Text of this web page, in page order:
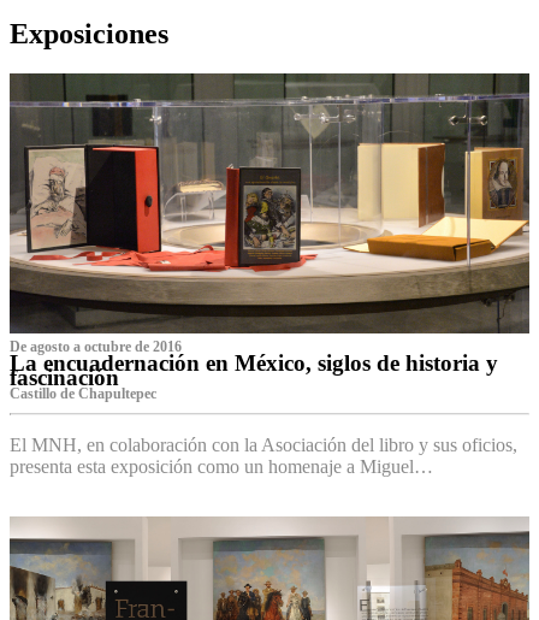
Exposiciones
De agosto a octubre de 2016
La encuadernación en México, siglos de historia y
fascinación
Castillo de Chapultepec
El MNH, en colaboración con la Asociación del libro y sus oficios,
presenta esta exposición como un homenaje a Miguel…